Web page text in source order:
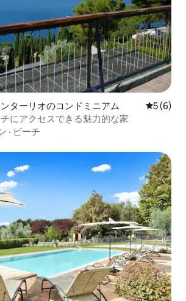
ターリオのコンドミニアム レビュー
5 (6)
にアクセスできる魅力的な家
· ビーチ